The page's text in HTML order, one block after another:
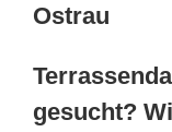
Ostrau
gesucht?